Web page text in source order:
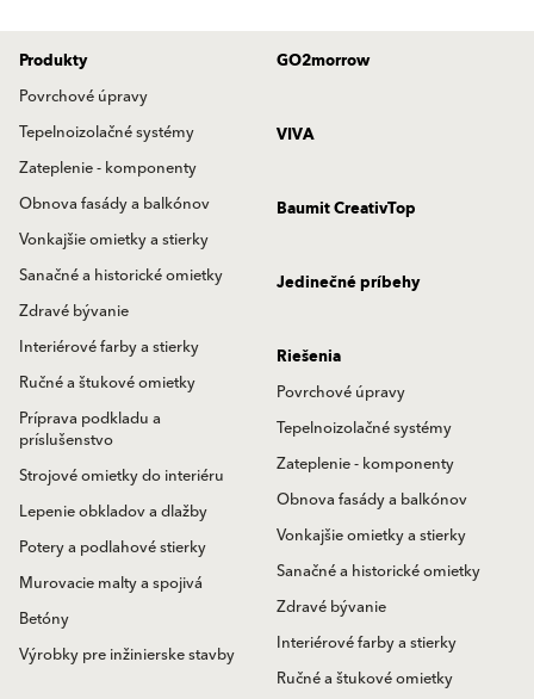
Produkty
Povrchové úpravy
Tepelnoizolačné systémy
Zateplenie - komponenty
Obnova fasády a balkónov
Vonkajšie omietky a stierky
Sanačné a historické omietky
Zdravé bývanie
Interiérové farby a stierky
Ručné a štukové omietky
Príprava podkladu a
príslušenstvo
Strojové omietky do interiéru
Lepenie obkladov a dlažby
Potery a podlahové stierky
Murovacie malty a spojivá
Betóny
Výrobky pre inžinierske stavby
GO2morrow
VIVA
Baumit CreativTop
Jedinečné príbehy
Riešenia
Povrchové úpravy
Tepelnoizolačné systémy
Zateplenie - komponenty
Obnova fasády a balkónov
Vonkajšie omietky a stierky
Sanačné a historické omietky
Zdravé bývanie
Interiérové farby a stierky
Ručné a štukové omietky